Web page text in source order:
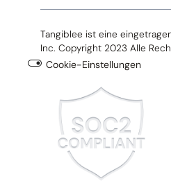
Tangiblee ist eine
Inc. Copyright 2023 Alle
Cookie-Einstellungen